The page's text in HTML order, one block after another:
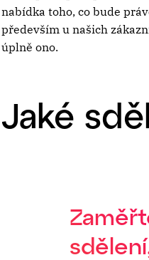
nabídka toho, co bude
především u našich
úplně ono.
Jaké